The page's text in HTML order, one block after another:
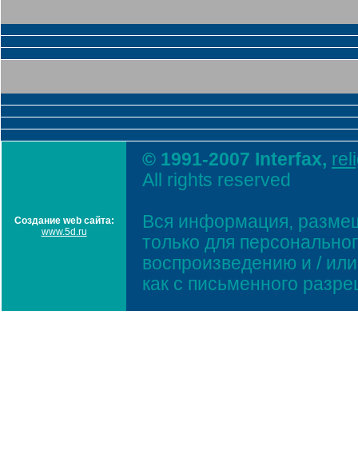
Создание web сайта:
www.5d.ru
© 1991-2007 Interfax,
All rights reserved
Вся информация,
только для
воспроизведению и /
как с письменного